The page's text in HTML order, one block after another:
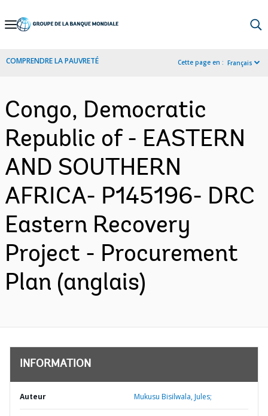
Skip
Navigation
COMPRENDRE LA PAUVRETÉ Cette page en : Français
Congo, Democratic
Republic of - EASTERN
AND SOUTHERN
AFRICA- P145196- DRC
Eastern Recovery
Project - Procurement
Plan (anglais)
INFORMATION
Auteur Mukusu Bisilwala, Jules;